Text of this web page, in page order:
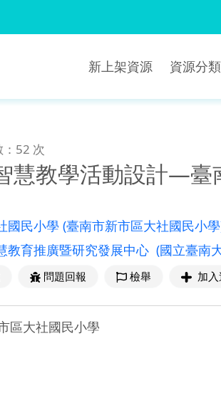
新上架資源 資源分類
52 次
慧教學活動設計―臺
國民小學 (臺南市新市區大社國民小
教育推廣暨研究發展中心 (國立臺南
問題回報 檢舉 加
區大社國民小學